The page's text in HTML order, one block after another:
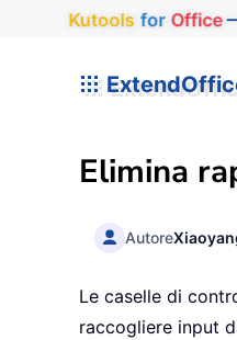
Kutools for Office
Elimina
Autore
Le caselle di
raccogliere input